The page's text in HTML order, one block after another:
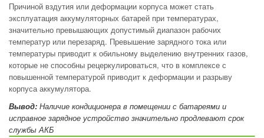
Причиной вздутия или деформации корпуса может стать
эксплуатация аккумуляторных батарей при температурах,
значительно превышающих допустимый диапазон рабочих
температур или перезаряд. Превышение зарядного тока или
температуры приводит к обильному выделению внутренних газов,
которые не способны рецеркулироваться, что в комплексе с
повышенной температурой приводит к деформации и разрыву
корпуса аккумулятора.
Вывод: Наличие кондиционера в помещении с батареями и
исправное зарядное устройство значительно продлевают срок
службы АКБ